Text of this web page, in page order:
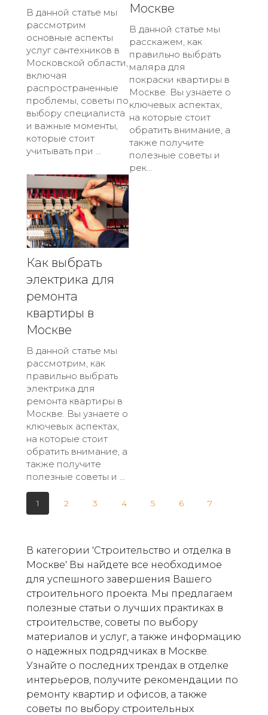
В данной статье мы
рассмотрим
основные аспекты
услуг сантехников в
Московской области,
включая
распространенные
проблемы, советы по
выбору специалиста
и важные моменты,
которые стоит
учитывать при ...
Москве
В данной статье мы
расскажем, как
правильно выбрать
маляра для
покраски квартиры в
Москве. Вы узнаете о
ключевых аспектах,
на которые стоит
обратить внимание, а
также получите
полезные советы и
рек...
Как выбрать
электрика для
ремонта
квартиры в
Москве
В данной статье мы
рассмотрим, как
правильно выбрать
электрика для
ремонта квартиры в
Москве. Вы узнаете о
ключевых аспектах,
на которые стоит
обратить внимание, а
также получите
полезные советы и ...
1 2 3 4 5 6 7
В категории 'Строительство и отделка в
Москве' Вы найдете все необходимое
для успешного завершения Вашего
строительного проекта. Мы предлагаем
полезные статьи о лучших практиках в
строительстве, советы по выбору
материалов и услуг, а также информацию
о надежных подрядчиках в Москве.
Узнайте о последних трендах в отделке
интерьеров, получите рекомендации по
ремонту квартир и офисов, а также
советы по выбору строительных